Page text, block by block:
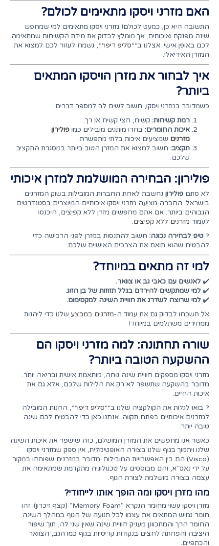
האם מזרני ויסקו מתאימים לכולם?
התשובה היא כן, כמעט לכולם! מזרני ויסקו מתאימים למי שמחפש
שינה מפנקת ואיכותית, אך מומלץ לבדוק את מידת הקשיחות שמתאימה
לכם באופן אישי. אצלנו ב**סליפ דיפו**, נשמח לעזור לכם למצוא את
המזרן האידיאלי.
איך לבחור את מזרן הויסקו המתאים
ביותר?
כשמדובר במזרני ויסקו, חשוב לשים לב למספר דברים:
רמת קשיחות: קשיח, חצי קשיח או רך.
איכות החומרים: בחרו מותגים מובילים כמו פולירון
מזרנים שמציעים איכות בלתי מתפשרת.
תקציב: חשוב למצוא את המזרן הטוב ביותר במסגרת התקציב
שלכם.
פולירון: הבחירה המושלמת למזרן איכותי
לא סתם פולירון נחשבת לאחת החברות המובילות בשוק המזרנים
בישראל. החברה מציעה מזרני ויסקו איכותיים המיוצרים בסטנדרטים
הגבוהים ביותר. אם אתם מחפשים מזרן ללא קפיצים, היכנסו
לעמוד מזרנים ללא קפיצים.
? טיפ לבחירה נכונה: חשוב להתנסות במזרן לפני הרכישה כדי
להבטיח שהוא תואם את הצרכים האישיים שלכם.
למי זה מתאים במיוחד?
✔️ לאנשים עם כאבי גב או צוואר.
✔️ למי שמתקשים להירדם בגלל תזוזות של בן הזוג.
✔️ למי שרוצה לשדרג את חוויית השינה למקסימום.
אל תשכחו לבדוק גם את עמוד ה-מזרנים במבצע שלנו כדי ליהנות
ממחירים משתלמים במיוחד!
שורה תחתונה: למה מזרני ויסקו הם
ההשקעה הטובה ביותר?
מזרני ויסקו מספקים חוויית שינה נוחה, מותאמת אישית ובריאה יותר.
מדובר בהשקעה שתשפר לא רק את הלילות שלכם, אלא גם את
איכות החיים.
? בואו לגלות את הקולקציה שלנו ב**סליפ דיפו**, החנות המובילה
למזרנים איכותיים בפתח תקווה. אנחנו כאן כדי להבטיח לכם שינה
טובה יותר.
כאשר אנו מחפשים את המזרן המושלם, כזה שישפר את איכות השינה
שלנו ויתמוך בגוף שלנו בצורה האופטימלית, אין ספק שמזרני ויסקו
(Visco) הם בין האפשרויות המובילות. מדובר במזרנים שפותחו במקור
על ידי נאס”א, והם מבוססים על טכנולוגיה מתקדמת שמתאימה את
עצמה בצורה מושלמת לצורת הגוף.
מהו מזרן ויסקו ומה הופך אותו לייחודי?
מזרן ויסקו עשוי מחומר הנקרא “Memory Foam” (קצף זיכרון). זהו
חומר גמיש המתאים את עצמו לכל תנועה של הגוף במהלך השינה.
החומר הרך והמתכוונן מעניק חוויית שינה שאין שני לה, תוך שיפור
היציבה והפחתת לחצים בנקודות קריטיות בגוף כמו הגב, הצוואר
והכתפיים.